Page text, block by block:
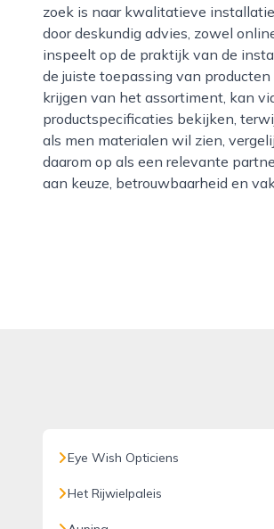
zoek is naar kwalitatieve
door deskundig advies, zowel
inspeelt op de praktijk van de
de juiste toepassing van
krijgen van het assortiment, kan
productspecificaties bekijken,
als men materialen wil zien,
daarom op als een relevante
aan keuze, betrouwbaarheid en
Eye Wish Opticiens
Het Rijwielpaleis